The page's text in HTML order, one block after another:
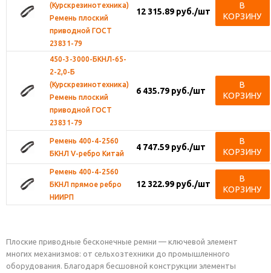
(Курскрезинотехника)
Ремень плоский
приводной ГОСТ
23831-79
12 315.89 руб./шт
В
КОРЗИНУ
450-3-3000-БКНЛ-65-
2-2,0-Б
(Курскрезинотехника)
Ремень плоский
приводной ГОСТ
23831-79
6 435.79 руб./шт
В
КОРЗИНУ
Ремень 400-4-2560
БКНЛ V-ребро Китай
4 747.59 руб./шт
В
КОРЗИНУ
Ремень 400-4-2560
БКНЛ прямое ребро
НИИРП
12 322.99 руб./шт
В
КОРЗИНУ
Плоские приводные бесконечные ремни — ключевой элемент
многих механизмов: от сельхозтехники до промышленного
оборудования. Благодаря бесшовной конструкции элементы